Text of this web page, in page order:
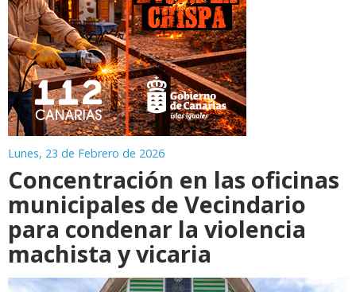
Lunes, 23 de Febrero de 2026
Concentración en las oficinas
municipales de Vecindario
para condenar la violencia
machista y vicaria